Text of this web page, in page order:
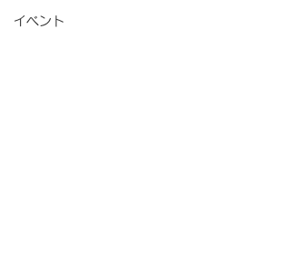
イベント